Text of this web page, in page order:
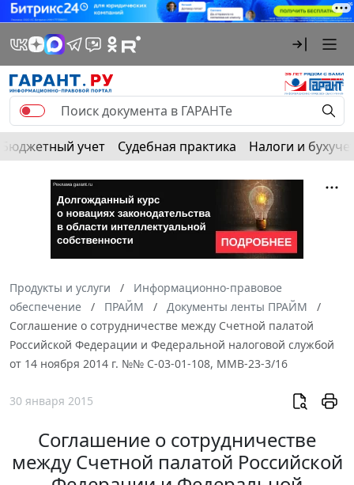
Бюджетный учет Судебная практика Налоги и
Продукты и услуги
Информационно-правовое
обеспечение
ПРАЙМ
Документы ленты ПРАЙМ
Соглашение о сотрудничестве между Счетной палатой
Российской Федерации и Федеральной налоговой службой
от 14 ноября 2014 г. №№ С-03-01-108, ММВ-23-3/16
30 января 2015
Соглашение о сотрудничестве
между Счетной палатой Российской